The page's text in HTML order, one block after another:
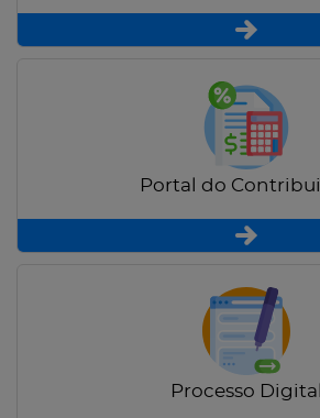
Portal do
Processo Digital